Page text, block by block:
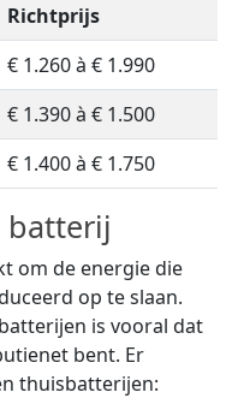
Richtprijs
€ 1.260 à € 1.990
€ 1.390 à € 1.500
€ 1.400 à € 1.750
om de energie die
op te slaan.
is vooral dat
bent. Er
thuisbatterijen: